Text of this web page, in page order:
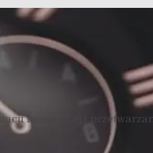
handlowej i